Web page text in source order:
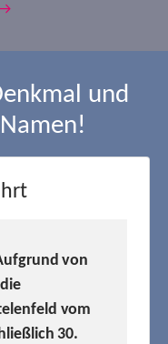
und
von
vom
30.